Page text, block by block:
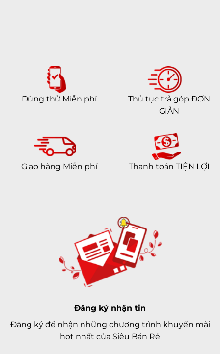
Dùng thử Miễn phí
Thủ tục trả góp ĐƠN
GIẢN
Giao hàng Miễn phí Thanh toán TIỆN LỢI
Đăng ký nhận tin
Đăng ký để nhận những chương trình khuyến mãi
hot nhất của Siêu Bán Rẻ